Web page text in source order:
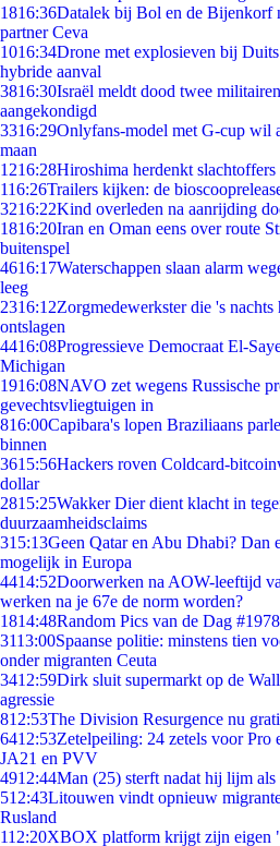
1816:36Datalek bij Bol en de Bijenkorf
partner Ceva
1016:34Drone met explosieven bij
hybride aanval
3816:30Israël meldt dood twee
aangekondigd
3316:29Onlyfans-model met G-cup wil
maan
1216:28Hiroshima herdenkt
116:26Trailers kijken: de
3216:22Kind overleden na aanrijding
1816:20Iran en Oman eens over route
buitenspel
4616:17Waterschappen slaan alarm
leeg
2316:12Zorgmedewerkster die 's
ontslagen
4416:08Progressieve Democraat El-
Michigan
1916:08NAVO zet wegens Russische
gevechtsvliegtuigen in
816:00Capibara's lopen Braziliaans
binnen
3615:56Hackers roven Coldcard-
dollar
2815:25Wakker Dier dient klacht in
duurzaamheidsclaims
315:13Geen Qatar en Abu Dhabi? Dan
mogelijk in Europa
4414:52Doorwerken na AOW-leeftijd
werken na je 67e de norm worden?
1814:48Random Pics van de Dag #1978
3113:00Spaanse politie: minstens tien
onder migranten Ceuta
3412:59Dirk sluit supermarkt op de
agressie
812:53The Division Resurgence nu
6412:53Zetelpeiling: 24 zetels voor
JA21 en PVV
4912:44Man (25) sterft nadat hij lijm
512:43Litouwen vindt opnieuw
Rusland
112:20XBOX platform krijgt zijn eigen